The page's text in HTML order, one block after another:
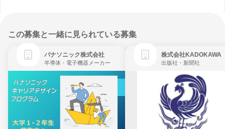
この募集と一緒に見られている募集
パナソニック株式会社
半導体・電子機器メーカー
株式会社KADOKAWA
出版社・新聞社